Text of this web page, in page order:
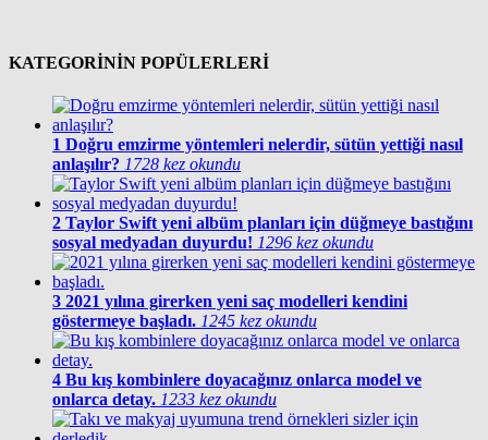
KATEGORİNİN POPÜLERLERİ
1 Doğru emzirme yöntemleri nelerdir, sütün yettiği nasıl
anlaşılır? 1728 kez okundu
2 Taylor Swift yeni albüm planları için düğmeye bastığını
sosyal medyadan duyurdu! 1296 kez okundu
3 2021 yılına girerken yeni saç modelleri kendini
göstermeye başladı. 1245 kez okundu
4 Bu kış kombinlere doyacağınız onlarca model ve
onlarca detay. 1233 kez okundu